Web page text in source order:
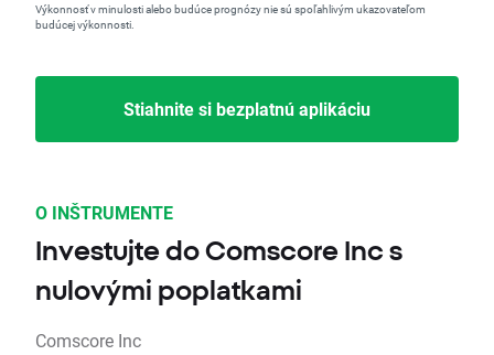
Výkonnosť v minulosti alebo budúce prognózy nie sú spoľahlivým ukazovateľom
budúcej výkonnosti.
Stiahnite si bezplatnú aplikáciu
O INŠTRUMENTE
Investujte do Comscore Inc s
nulovými poplatkami
Comscore Inc